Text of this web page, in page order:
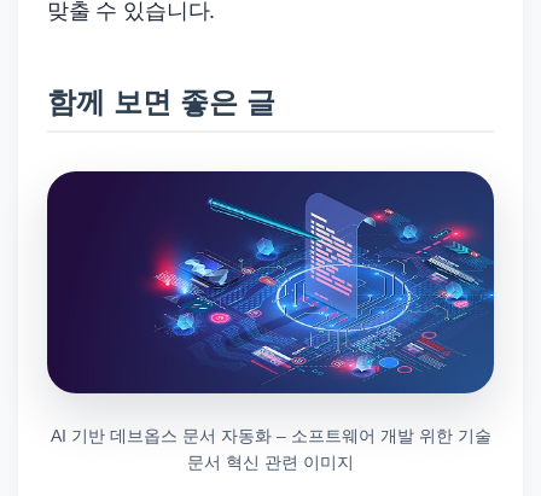
맞출 수 있습니다.
함께 보면 좋은 글
AI 기반 데브옵스 문서 자동화 – 소프트웨어 개발 위한 기술
문서 혁신 관련 이미지